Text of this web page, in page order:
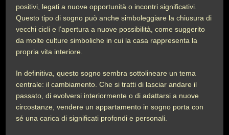
positivi, legati a nuove opportunità o incontri significativi.
Questo tipo di sogno può anche simboleggiare la chiusura di
vecchi cicli e l’apertura a nuove possibilità, come suggerito
da molte culture simboliche in cui la casa rappresenta la
propria vita interiore.
In definitiva, questo sogno sembra sottolineare un tema
centrale: il cambiamento. Che si tratti di lasciar andare il
passato, di evolversi interiormente o di adattarsi a nuove
circostanze, vendere un appartamento in sogno porta con
sé una carica di significati profondi e personali.